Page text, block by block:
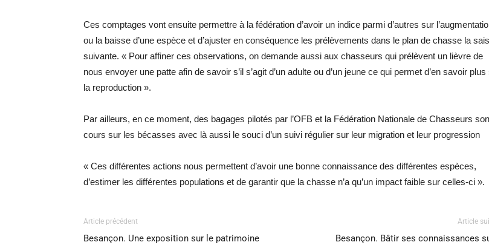
Ces comptages vont ensuite permettre à la fédération d’avoir un indice parmi d’autres sur
ou la baisse d’une espèce et d’ajuster en conséquence les prélèvements dans le plan de chasse la
suivante. « Pour affiner ces observations, on demande aussi aux chasseurs qui prélèvent un lièvre de
nous envoyer une patte afin de savoir s’il s’agit d’un adulte ou d’un jeune ce qui permet d’en savoir plus
la reproduction ».
Par ailleurs, en ce moment, des bagages pilotés par l’OFB et la Fédération Nationale de Chasseurs
cours sur les bécasses avec là aussi le souci d’un suivi régulier sur leur migration et leur progression
« Ces différentes actions nous permettent d’avoir une bonne connaissance des différentes espèces,
d’estimer les différentes populations et de garantir que la chasse n’a qu’un impact faible sur celles-ci ».
Article précédent
Besançon. Une exposition sur le patrimoine
Article
Besançon. Bâtir ses connaissances